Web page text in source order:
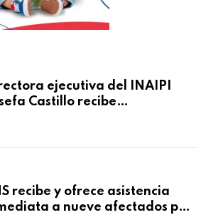
ejecutiva del INAIPI
Castillo recibe
recibe y ofrece asistencia
a nueve afectados por